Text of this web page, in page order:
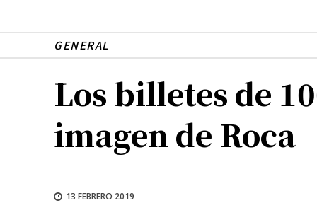
GENERAL
Los billetes de
imagen de Roca
13 FEBRERO 2019